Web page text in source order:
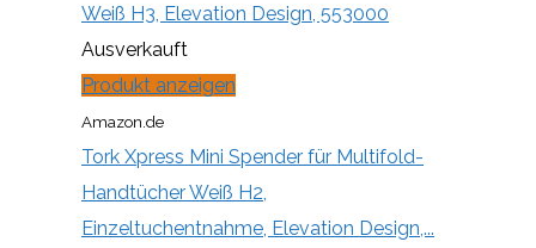
Weiß H3, Elevation Design, 553000
Ausverkauft
Produkt anzeigen
Amazon.de
Tork Xpress Mini Spender für Multifold-
Handtücher Weiß H2,
Einzeltuchentnahme, Elevation Design,...